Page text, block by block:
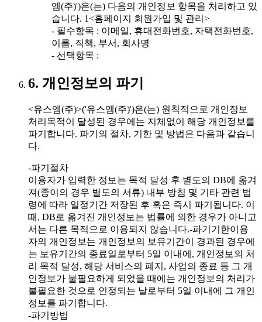
엠(주)')은(는) 다음의 개인정보 항목을 처리하고 있
습니다. 1<홈페이지 회원가입 및 관리>
- 필수항목 : 이메일, 휴대전화번호, 자택전화번호,
이름, 직책, 부서, 회사명
- 선택항목 :
6. 개인정보의 파기
<유스엠(주)>('유스엠(주)')은(는) 원칙적으로 개인정보
처리목적이 달성된 경우에는 지체없이 해당 개인정보를
파기합니다. 파기의 절차, 기한 및 방법은 다음과 같습니
다.
-파기절차
이용자가 입력한 정보는 목적 달성 후 별도의 DB에 옮겨
져(종이의 경우 별도의 서류) 내부 방침 및 기타 관련 법
령에 따라 일정기간 저장된 후 혹은 즉시 파기됩니다. 이
때, DB로 옮겨진 개인정보는 법률에 의한 경우가 아니고
서는 다른 목적으로 이용되지 않습니다.-파기기한이용
자의 개인정보는 개인정보의 보유기간이 경과된 경우에
는 보유기간의 종료일로부터 5일 이내에, 개인정보의 처
리 목적 달성, 해당 서비스의 폐지, 사업의 종료 등 그 개
인정보가 불필요하게 되었을 때에는 개인정보의 처리가
불필요한 것으로 인정되는 날로부터 5일 이내에 그 개인
정보를 파기합니다.
-파기방법